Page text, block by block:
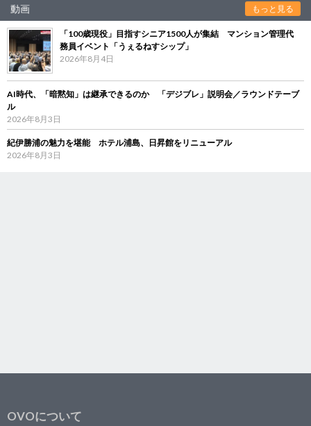
動画 もっと見る
「100歳現役」目指すシニア1500人が集結 マンション管理代
務員イベント「うぇるねすシップ」
2026年8月4日
AI時代、「暗黙知」は継承できるのか 「デジブレ」説明会／ラウンドテーブ
ル
2026年8月3日
紀伊勝浦の魅力を堪能 ホテル浦島、日昇館をリニューアル
2026年8月3日
OVOについて